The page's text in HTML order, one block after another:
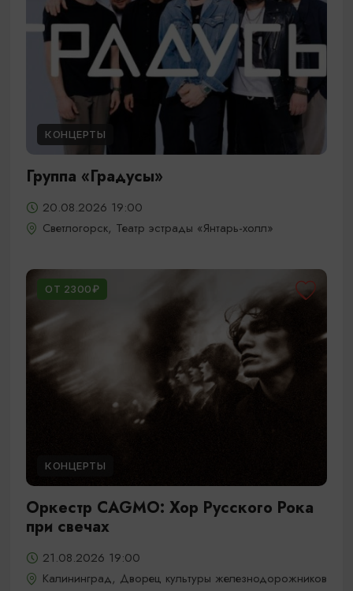
КОНЦЕРТЫ
Группа «Градусы»
20.08.2026 19:00
Светлогорск, Театр эстрады «Янтарь-холл»
ОТ 2300₽
КОНЦЕРТЫ
Оркестр CAGMO: Хор Русского Рока
при свечах
21.08.2026 19:00
Калининград, Дворец культуры железнодорожников